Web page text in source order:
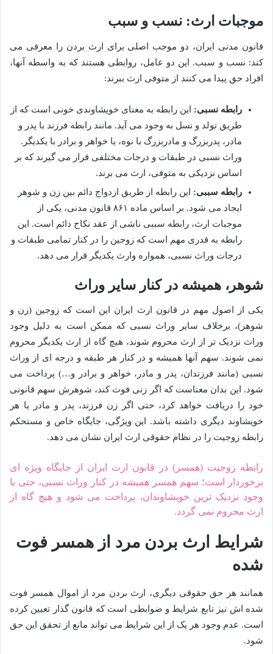
موجبات ارث: نسب و سبب
قانون مدنی ایران، دو موجب اصلی برای ارث بردن را معرفی می
کند: نسب و سبب. این دو عامل، روابطی هستند که به واسطه آنها،
افراد حق پیدا می کنند از متوفی ارث ببرند:
رابطه نسبی: این رابطه به معنای خویشاوندی خونی است که از
طریق تولد و نسل به وجود می آید. مانند رابطه فرزند با پدر و
مادر، پدربزرگ و مادربزرگ با نوه، یا خواهر و برادر با یکدیگر.
وراث نسبی در طبقات و درجات مختلفی قرار می گیرند که بر
اساس نزدیکی به متوفی، ارث می برند.
رابطه سببی: این رابطه از طریق ازدواج دائم بین زن و شوهر
ایجاد می شود. بر اساس ماده ۸۶۱ قانون مدنی، یکی از
موجبات ارث، رابطه سببی ناشی از عقد نکاح دائم است. این
رابطه به قدری مهم است که زوجین را در کنار تمامی طبقات و
درجات وراث نسبی، همواره وارث یکدیگر قرار می دهد.
شوهر، همیشه در کنار سایر وراث
یکی از اصول مهم در قانون ارث ایران این است که زوجین (زن و
شوهر)، برخلاف سایر وراث نسبی که ممکن است به دلیل وجود
وراث نزدیک تر از ارث محروم شوند، هیچ گاه از ارث یکدیگر محروم
نمی شوند. سهم آنها همیشه و در کنار هر طبقه و درجه ای از وراث
نسبی (مانند فرزندان، پدر و مادر، خواهر و برادر و…) پرداخت می
شود. این بدان معناست که اگر زنی فوت کند، شوهرش سهم قانونی
خود را دریافت خواهد کرد، حتی اگر زن فرزند، پدر و مادر یا هر
خویشاوند دیگری داشته باشد. این ویژگی، جایگاه خاص و مستحکم
رابطه زوجیت را در نظام حقوقی ارث ایران نشان می دهد.
رابطه زوجیت (همسر) در قانون ارث ایران از جایگاه ویژه ای
برخوردار است؛ سهم همسر همیشه در کنار وراث نسبی، حتی با
وجود نزدیک ترین خویشاوندان، پرداخت می شود و هیچ گاه از
ارث محروم نمی گردد.
شرایط ارث بردن مرد از همسر فوت
شده
همانند هر حق حقوقی دیگری، ارث بردن مرد از اموال همسر فوت
شده اش نیز تابع شرایط و ضوابطی است که قانون گذار تعیین کرده
است. عدم وجود هر یک از این شرایط می تواند مانع از تحقق این حق
شود.